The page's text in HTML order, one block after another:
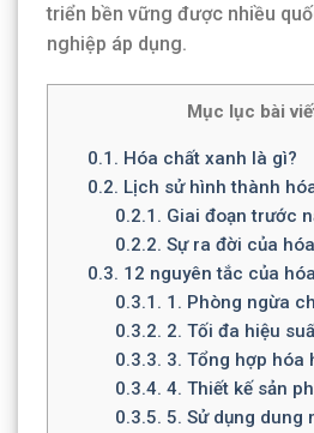
triển bền vững được nhiều
nghiệp áp dụng.
Mục lục bài
0.1. Hóa chất xanh là gì?
0.2. Lịch sử hình thành
0.2.1. Giai đoạn trước
0.2.2. Sự ra đời của
0.3. 12 nguyên tắc của
0.3.1. 1. Phòng ngừa
0.3.2. 2. Tối đa hiệu
0.3.3. 3. Tổng hợp hóa
0.3.4. 4. Thiết kế sản
0.3.5. 5. Sử dụng dung